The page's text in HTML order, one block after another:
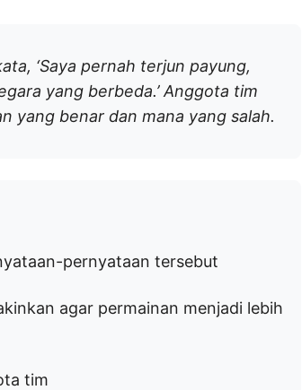
‘Saya pernah terjun payung,
yang berbeda.’ Anggota tim
yang benar dan mana yang salah.
pernyataan tersebut
agar permainan menjadi lebih
tim